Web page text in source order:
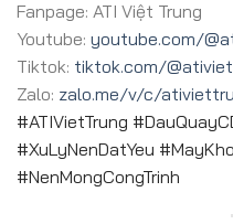
Fanpage: ATI Việt Trung
Youtube: youtube.com/
Tiktok: tiktok.com/
Zalo: zalo.me/v/c/
#ATIVietTrung
#XuLyNenDatYeu
#NenMongCongTrinh